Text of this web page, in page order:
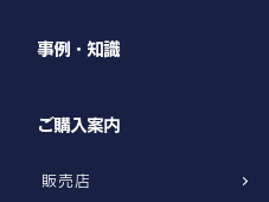
事例・知識
ご購入案内
販売店